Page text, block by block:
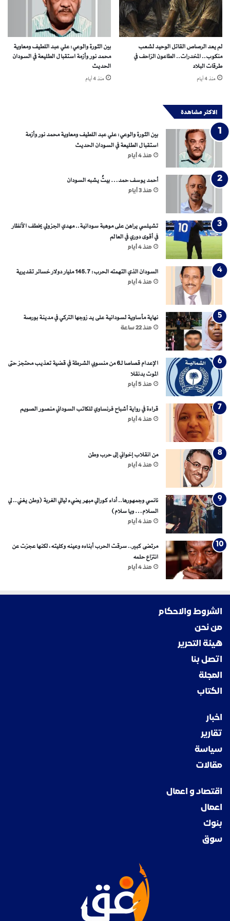
ذ
4
ر
س
لم يعد الرصاص القاتل الوحيد لشعب
منكوب.. المخدرات.. الطاعون الزاحف في
طرقات البلاد
منذ 4 أيام
بين الثورة والوعي: علي عبد اللطيف ومعاوية
محمد نور وأزمة استقبال الطليعة في السودان
الحديث
منذ 4 أيام
الاكثر مشاهدة
بين الثورة والوعي: علي عبد اللطيف ومعاوية محمد نور وأزمة
استقبال الطليعة في السودان الحديث
منذ 4 أيام
أحمد يوسف حمد… بيتٌ يشبه السودان
منذ 3 أيام
تشيلسي يراهن على موهبة سودانية.. مهدي الجزولي يخطف الأنظار
في أقوى دوري في العالم
منذ 4 أيام
السودان الذي التهمته الحرب: 145.7 مليار دولار خسائر تقديرية
منذ 4 أيام
نهاية مأساوية لسودانية على يد زوجها التركي في مدينة بورصة
منذ 22 ساعة
الإعدام قصاصا لـ6 من منسوبي الشرطة في قضية تعذيب محتجز حتى
الموت بدنقلا
منذ 5 أيام
قراءة في رواية أشباح فرنساوي للكاتب السوداني منصور الصويم
منذ 4 أيام
من انقلاب إخواني إلى حرب وطن
منذ 4 أيام
نانسي وجمهورها.. أداء كورالي مبهر يضيء ليالي الغربة (وطن يغني.. لي
السلام… ويا سلام)
منذ 4 أيام
مرتضى كبير.. سرقت الحرب أبناءه وعينه وكليته، لكنها عجزت عن
انتزاع حلمه
منذ 4 أيام
الشروط والاحكام
من نحن
هيئة التحرير
اتصل بنا
المجلة
الكتاب
اخبار
تقارير
سياسة
مقالات
اقتصاد و اعمال
اعمال
بنوك
سوق